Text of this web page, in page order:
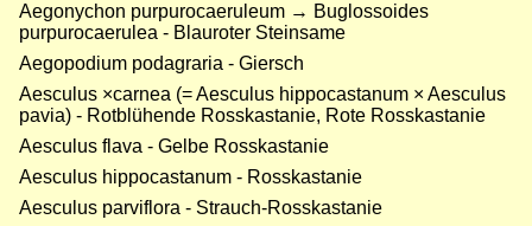
Aegonychon purpurocaeruleum → Buglossoides
purpurocaerulea - Blauroter Steinsame
Aegopodium podagraria - Giersch
Aesculus ×carnea (= Aesculus hippocastanum × Aesculus
pavia) - Rotblühende Rosskastanie, Rote Rosskastanie
Aesculus flava - Gelbe Rosskastanie
Aesculus hippocastanum - Rosskastanie
Aesculus parviflora - Strauch-Rosskastanie